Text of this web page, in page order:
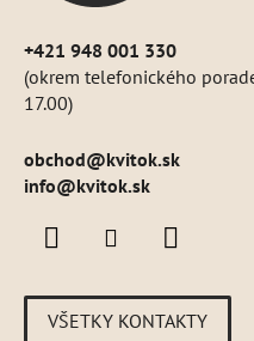
+421 948 001 330
(okrem telefonického
17.00)
obchod@kvitok.sk
info@kvitok.sk
VŠETKY KONTAKTY